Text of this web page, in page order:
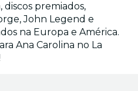
discos premiados,
John Legend e
na Europa e América.
Ana Carolina no La